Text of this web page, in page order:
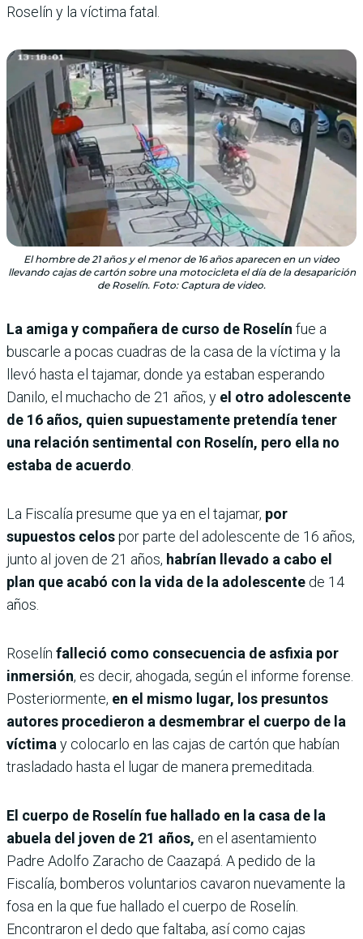
Roselín y la víctima fatal.
El hombre de 21 años y el menor de 16 años aparecen en un video
llevando cajas de cartón sobre una motocicleta el día de la desaparición
de Roselín. Foto: Captura de video.
La amiga y compañera de curso de Roselín fue a
buscarle a pocas cuadras de la casa de la víctima y la
llevó hasta el tajamar, donde ya estaban esperando
Danilo, el muchacho de 21 años, y el otro adolescente
de 16 años, quien supuestamente pretendía tener
una relación sentimental con Roselín, pero ella no
estaba de acuerdo
La Fiscalía presume que ya en el tajamar, por
supuestos celospor parte del adolescente de 16 años,
junto al joven de 21 años, habrían llevado a cabo el
plan que acabó con la vida de la adolescente de 14
años.
Roselín falleció como consecuencia de asfixia por
inmersión, es decir, ahogada, según el informe forense.
Posteriormente, en el mismo lugar, los presuntos
autores procedieron a desmembrar el cuerpo de la
víctima y colocarlo en las cajas de cartón que habían
trasladado hasta el lugar de manera premeditada.
El cuerpo de Roselín fue hallado en la casa de la
abuela del joven de 21 años, en el asentamiento
Padre Adolfo Zaracho de Caazapá. A pedido de la
Fiscalía, bomberos voluntarios cavaron nuevamente la
fosa en la que fue hallado el cuerpo de Roselín.
Encontraron el dedo que faltaba, así como cajas